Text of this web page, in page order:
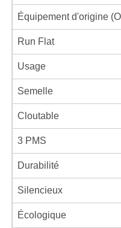
Équipement d'origine
Run Flat
Usage
Semelle
Cloutable
3 PMS
Durabilité
Silencieux
Écologique